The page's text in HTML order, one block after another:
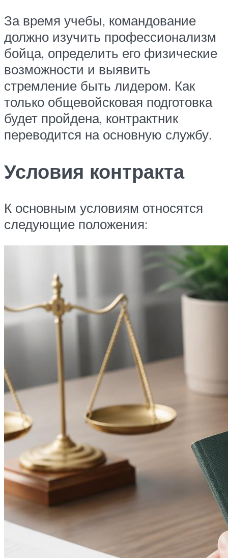
За время учебы, командование
должно изучить профессионализм
бойца, определить его физические
возможности и выявить
стремление быть лидером. Как
только общевойсковая подготовка
будет пройдена, контрактник
переводится на основную службу.
Условия контракта
К основным условиям относятся
следующие положения: